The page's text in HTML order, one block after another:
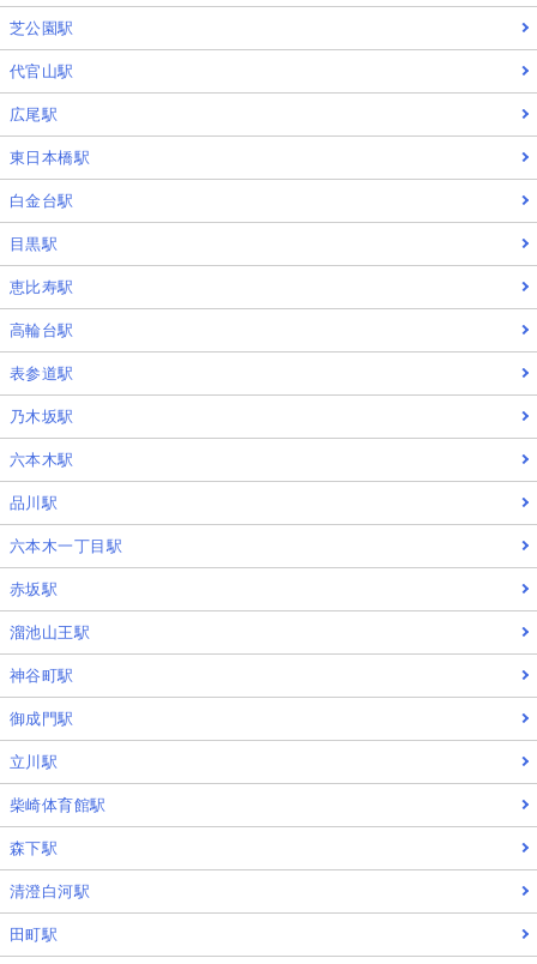
芝公園駅
代官山駅
広尾駅
東日本橋駅
白金台駅
目黒駅
恵比寿駅
高輪台駅
表参道駅
乃木坂駅
六本木駅
品川駅
六本木一丁目駅
赤坂駅
溜池山王駅
神谷町駅
御成門駅
立川駅
柴崎体育館駅
森下駅
清澄白河駅
田町駅